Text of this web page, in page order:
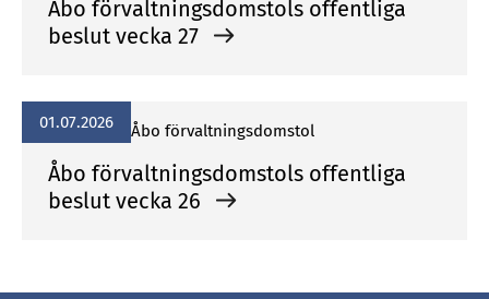
Åbo förvaltningsdomstols offentliga
beslut vecka 27
01.07.2026 Åbo förvaltningsdomstol
Åbo förvaltningsdomstols offentliga
beslut vecka 26